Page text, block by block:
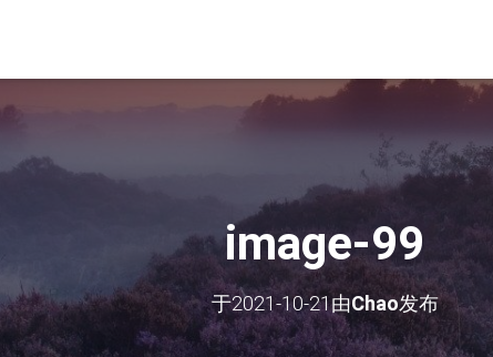
image-99
于2021-10-21由Chao发布